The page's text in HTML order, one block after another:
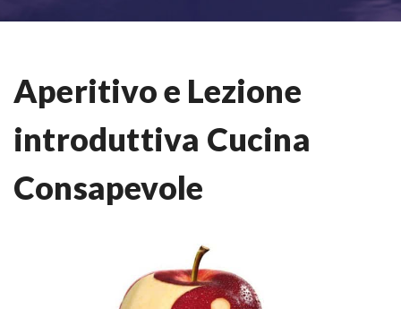
Aperitivo e Lezione
introduttiva Cucina
Consapevole